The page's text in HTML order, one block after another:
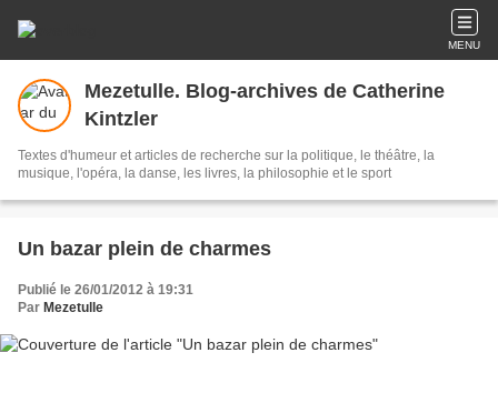
MENU
Mezetulle. Blog-archives de Catherine
Kintzler
Textes d'humeur et articles de recherche sur la politique, le théâtre, la
musique, l'opéra, la danse, les livres, la philosophie et le sport
Un bazar plein de charmes
Publié le 26/01/2012 à 19:31
Par Mezetulle